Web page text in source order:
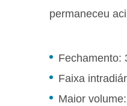
permaneceu
Fechamento:
Faixa
Maior volume: